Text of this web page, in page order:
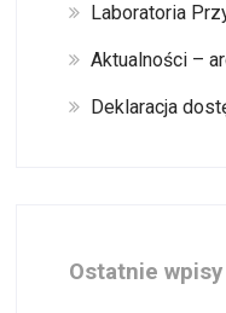
Laboratoria
Aktualności –
Deklaracja
Ostatnie wpisy